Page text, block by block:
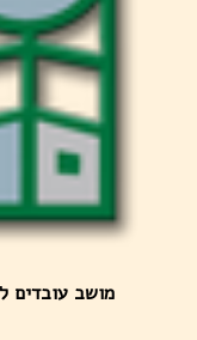
מושב עובדים